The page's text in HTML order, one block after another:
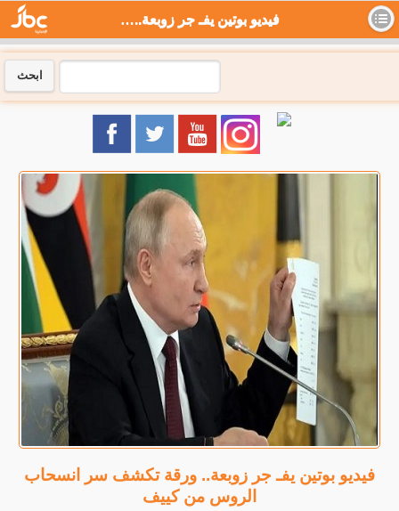
فيديو بوتين يفـ جر زوبعة.. ورقة تكشف سر انسحاب الروس من كييف - جي بي سي نيوز
ابحث
فيديو بوتين يفـ جر زوبعة.. ورقة تكشف سر انسحاب
الروس من كييف